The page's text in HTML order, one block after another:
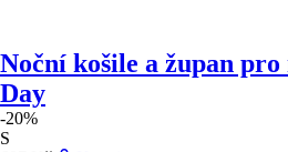
Noční košile a župan
Day
-20%
S